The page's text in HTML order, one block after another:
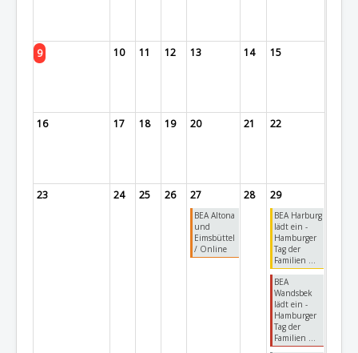
9 10 11 12 13 14 15
16 17 18 19 20 21 22
23 24 25 26 27
BEA Altona
und
Eimsbüttel
/ Online
28 29
BEA Harburg
lädt ein -
Hamburger
Tag der
Familien ...
BEA
Wandsbek
lädt ein -
Hamburger
Tag der
Familien ...